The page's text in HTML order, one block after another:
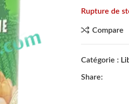
Rupture de
Compare
Catégorie :
Share: